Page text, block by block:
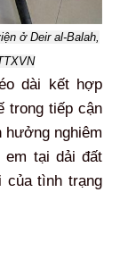
ở Deir al-Balah,
dài kết hợp
trong tiếp cận
nghiêm
tại dải đất
của tình trạng